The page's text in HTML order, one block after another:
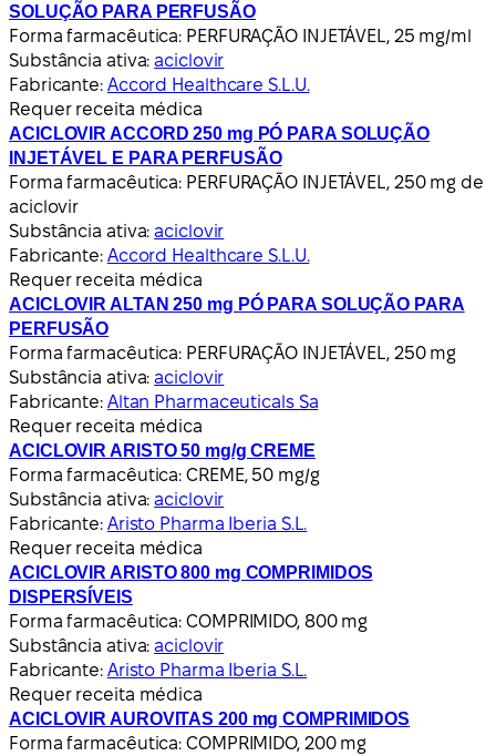
SOLUÇÃO PARA PERFUSÃO
Forma farmacêutica: PERFURAÇÃO INJETÁVEL, 25 mg/ml
Substância ativa:aciclovir
Fabricante: Accord Healthcare S.L.U.
Requer receita médica
ACICLOVIR ACCORD 250 mg PÓ PARA SOLUÇÃO
INJETÁVEL E PARA PERFUSÃO
Forma farmacêutica: PERFURAÇÃO INJETÁVEL, 250 mg de
aciclovir
Substância ativa:aciclovir
Fabricante: Accord Healthcare S.L.U.
Requer receita médica
ACICLOVIR ALTAN 250 mg PÓ PARA SOLUÇÃO PARA
PERFUSÃO
Forma farmacêutica: PERFURAÇÃO INJETÁVEL, 250 mg
Substância ativa:aciclovir
Fabricante: Altan Pharmaceuticals Sa
Requer receita médica
ACICLOVIR ARISTO 50 mg/g CREME
Forma farmacêutica: CREME, 50 mg/g
Substância ativa:aciclovir
Fabricante: Aristo Pharma Iberia S.L.
Requer receita médica
ACICLOVIR ARISTO 800 mg COMPRIMIDOS
DISPERSÍVEIS
Forma farmacêutica: COMPRIMIDO, 800 mg
Substância ativa:aciclovir
Fabricante: Aristo Pharma Iberia S.L.
Requer receita médica
ACICLOVIR AUROVITAS 200 mg COMPRIMIDOS
Forma farmacêutica: COMPRIMIDO, 200 mg